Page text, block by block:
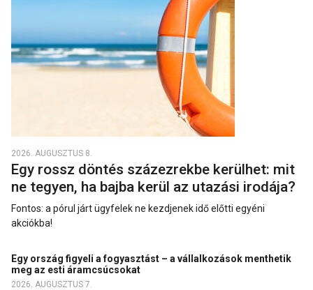
2026. AUGUSZTUS 8.
Egy rossz döntés százezrekbe kerülhet: mit
ne tegyen, ha bajba kerül az utazási irodája?
Fontos: a pórul járt ügyfelek ne kezdjenek idő előtti egyéni
akciókba!
Egy ország figyeli a fogyasztást – a vállalkozások menthetik
meg az esti áramcsúcsokat
2026. AUGUSZTUS 7.